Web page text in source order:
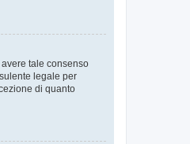
tale consenso
legale per
di quanto